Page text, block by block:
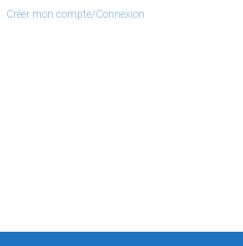
Créer mon compte/Connexion